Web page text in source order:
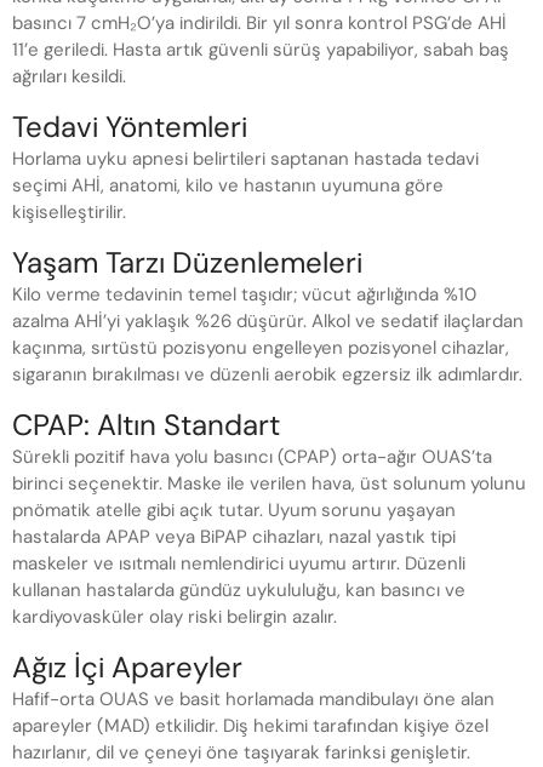
basıncı 7 cmH₂O’ya indirildi. Bir yıl sonra kontrol PSG’de AHİ
11’e geriledi. Hasta artık güvenli sürüş yapabiliyor, sabah baş
ağrıları kesildi.
Tedavi Yöntemleri
Horlama uyku apnesi belirtileri saptanan hastada tedavi
seçimi AHİ, anatomi, kilo ve hastanın uyumuna göre
kişiselleştirilir.
Yaşam Tarzı Düzenlemeleri
Kilo verme tedavinin temel taşıdır; vücut ağırlığında %10
azalma AHİ’yi yaklaşık %26 düşürür. Alkol ve sedatif ilaçlardan
kaçınma, sırtüstü pozisyonu engelleyen pozisyonel cihazlar,
sigaranın bırakılması ve düzenli aerobik egzersiz ilk adımlardır.
CPAP: Altın Standart
Sürekli pozitif hava yolu basıncı (CPAP) orta-ağır OUAS’ta
birinci seçenektir. Maske ile verilen hava, üst solunum yolunu
pnömatik atelle gibi açık tutar. Uyum sorunu yaşayan
hastalarda APAP veya BiPAP cihazları, nazal yastık tipi
maskeler ve ısıtmalı nemlendirici uyumu artırır. Düzenli
kullanan hastalarda gündüz uykululuğu, kan basıncı ve
kardiyovasküler olay riski belirgin azalır.
Ağız İçi Apareyler
Hafif-orta OUAS ve basit horlamada mandibulayı öne alan
apareyler (MAD) etkilidir. Diş hekimi tarafından kişiye özel
hazırlanır, dil ve çeneyi öne taşıyarak farinksi genişletir.